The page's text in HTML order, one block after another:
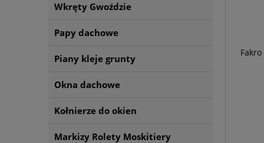
Wkręty Gwoździe
Papy dachowe
Piany kleje grunty
Okna dachowe
Kołnierze do okien
Markizy Rolety Moskitiery